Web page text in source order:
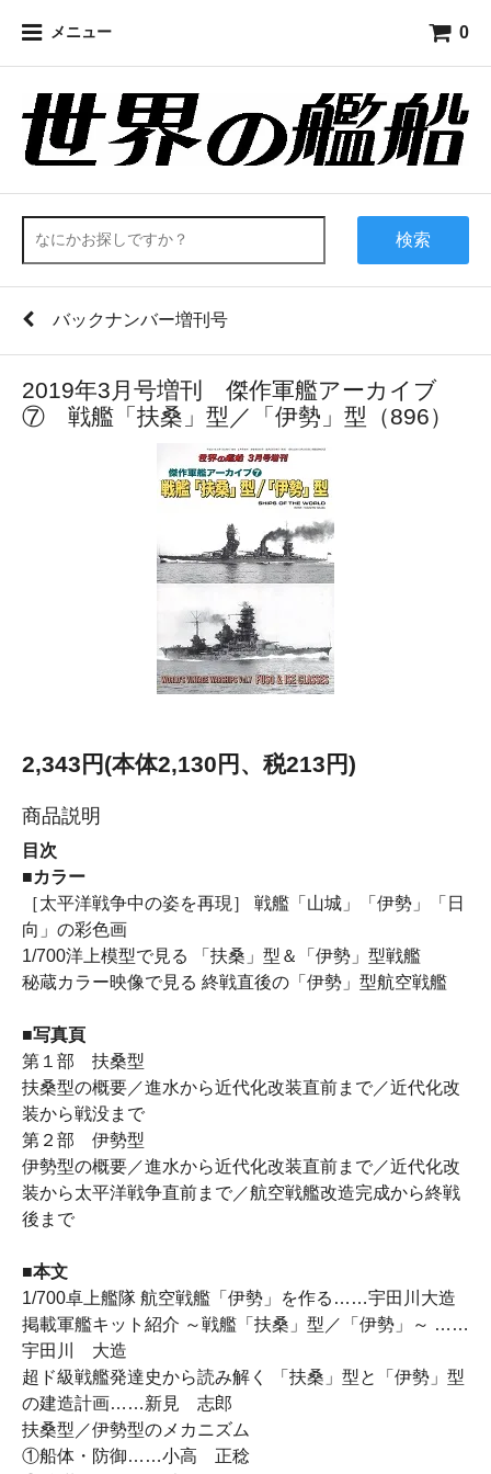
メニュー 0
検索
バックナンバー増刊号
2019年3月号増刊 傑作軍艦アーカイブ
⑦ 戦艦「扶桑」型／「伊勢」型（896）
2,343円(本体2,130円、税213円)
商品説明
目次
■カラー
［太平洋戦争中の姿を再現］ 戦艦「山城」「伊勢」「日
向」の彩色画
1/700洋上模型で見る 「扶桑」型＆「伊勢」型戦艦
秘蔵カラー映像で見る 終戦直後の「伊勢」型航空戦艦
■写真頁
第１部 扶桑型
扶桑型の概要／進水から近代化改装直前まで／近代化改
装から戦没まで
第２部 伊勢型
伊勢型の概要／進水から近代化改装直前まで／近代化改
装から太平洋戦争直前まで／航空戦艦改造完成から終戦
後まで
■本文
1/700卓上艦隊 航空戦艦「伊勢」を作る……宇田川大造
掲載軍艦キット紹介 ～戦艦「扶桑」型／「伊勢」～ ……
宇田川 大造
超ド級戦艦発達史から読み解く 「扶桑」型と「伊勢」型
の建造計画……新見 志郎
扶桑型／伊勢型のメカニズム
①船体・防御……小高 正稔